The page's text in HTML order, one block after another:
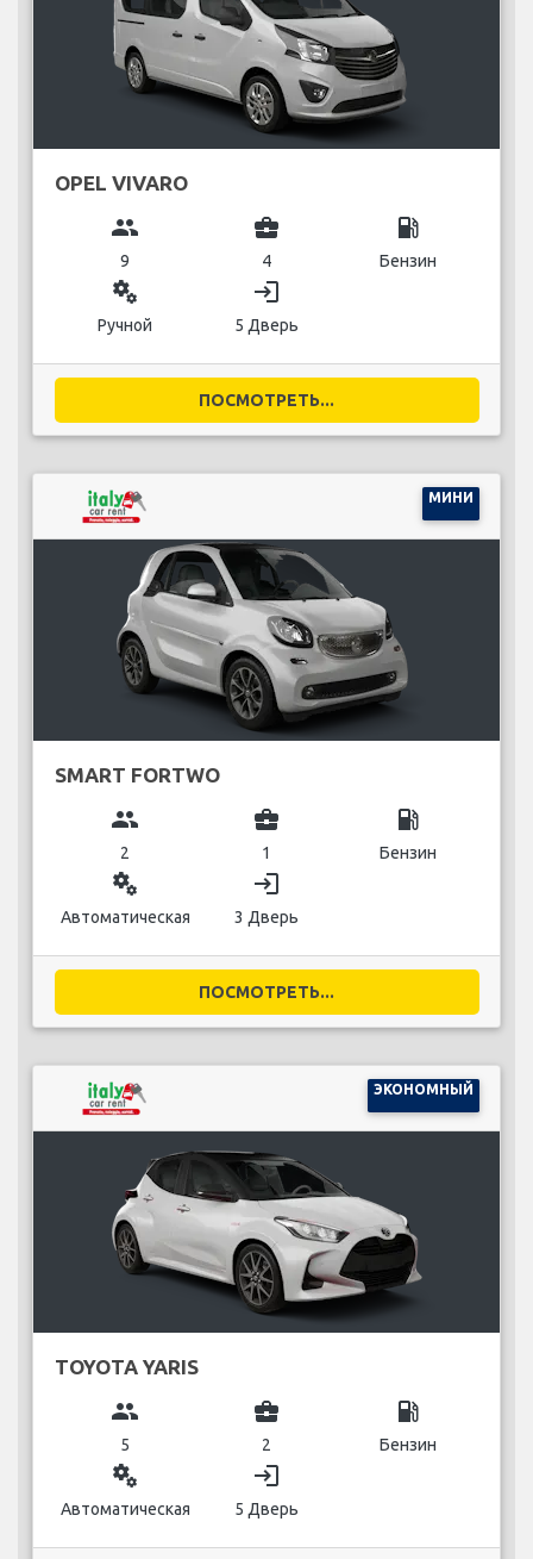
OPEL VIVARO
group
9
business_center
4
local_gas_station
Бензин
miscellaneous_services
Ручной
login
5 Дверь
ПОСМОТРЕТЬ...
МИНИ
SMART FORTWO
group
2
business_center
1
local_gas_station
Бензин
miscellaneous_services
Автоматическая
login
3 Дверь
ПОСМОТРЕТЬ...
ЭКОНОМНЫЙ
TOYOTA YARIS
group
5
business_center
2
local_gas_station
Бензин
miscellaneous_services
Автоматическая
login
5 Дверь